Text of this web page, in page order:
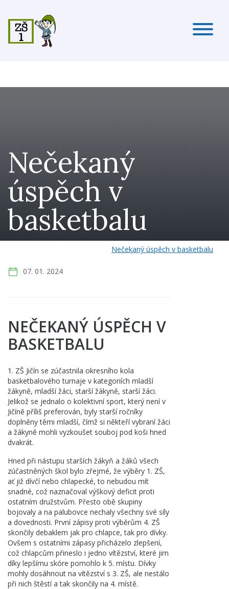
Nečekaný
úspěch v
basketbalu
Nečekaný úspěch v basketbalu
07. 01. 2024
NEČEKANÝ ÚSPĚCH V
BASKETBALU
1. ZŠ Jičín se zúčastnila okresního kola
basketbalového turnaje v kategoriích mladší
žákyně, mladší žáci, starší žákyně, starší žáci.
Jelikož se jednalo o kolektivní sport, který není v
Jičíně příliš preferován, byly starší ročníky
doplněny těmi mladší, čímž si někteří vybraní žáci
a žákyně mohli vyzkoušet souboj pod koši hned
dvakrát.
Hned při nástupu starších žákyň a žáků všech
zúčastněných škol bylo zřejmé, že výběry 1. ZŠ,
ať již dívčí nebo chlapecké, to nebudou mít
snadné, což naznačoval výškový deficit proti
ostatním družstvům. Přesto obě skupiny
bojovaly a na palubovce nechaly všechny své síly
a dovednosti. První zápisy proti výběrům 4. ZŠ
skončily debaklem jak pro chlapce, tak pro dívky.
Ovšem s ostatními zápasy přicházelo zlepšení,
což chlapcům přineslo i jedno vítězství, které jim
díky lepšímu skóre pomohlo k 5. místu. Dívky
mohly dosáhnout na vítězství s 3. ZŠ, ale nestálo
při nich štěstí a tak skončily na 4. místě.